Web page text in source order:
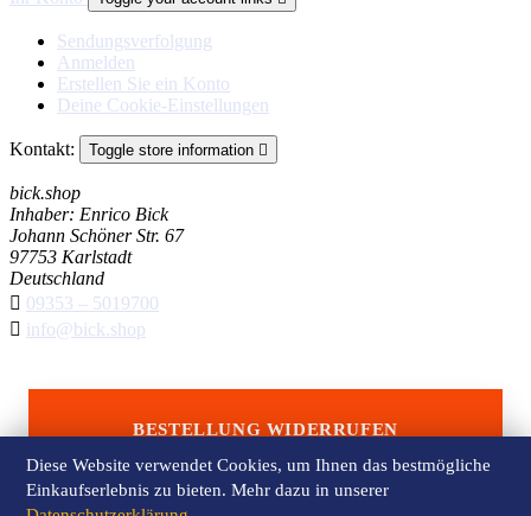
Sendungsverfolgung
Anmelden
Erstellen Sie ein Konto
Deine Cookie-Einstellungen
Kontakt: Toggle store information 
bick.shop
Inhaber: Enrico Bick
Johann Schöner Str. 67
97753 Karlstadt
Deutschland
 09353 – 5019700
 info@bick.shop
BESTELLUNG WIDERRUFEN
Diese Website verwendet Cookies, um Ihnen das bestmögliche
Einkaufserlebnis zu bieten. Mehr dazu in unserer